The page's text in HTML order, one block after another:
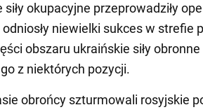
siły okupacyjne przeprowadziły
niewielki sukces w strefie
obszaru ukraińskie siły
z niektórych pozycji.
obrońcy szturmowali rosyjskie